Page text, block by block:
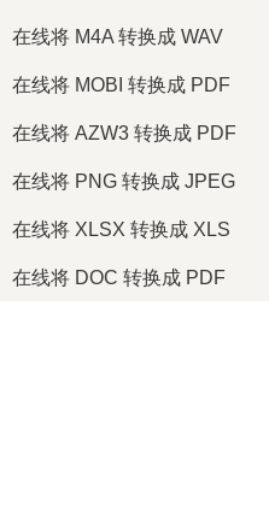
在线将 M4A 转换成 WAV
在线将 MOBI 转换成 PDF
在线将 AZW3 转换成 PDF
在线将 PNG 转换成 JPEG
在线将 XLSX 转换成 XLS
在线将 DOC 转换成 PDF